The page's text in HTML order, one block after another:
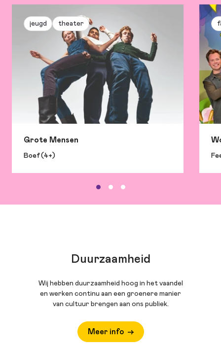
jeugd theater
Grote Mensen
Boef (4+)
Duurzaamheid
Wij hebben duurzaamheid hoog in het vaandel
en werken continu aan een groenere manier
van cultuur brengen aan ons publiek.
Meer info